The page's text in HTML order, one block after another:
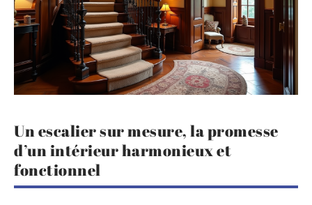
Un escalier sur mesure, la promesse
d’un intérieur harmonieux et
fonctionnel